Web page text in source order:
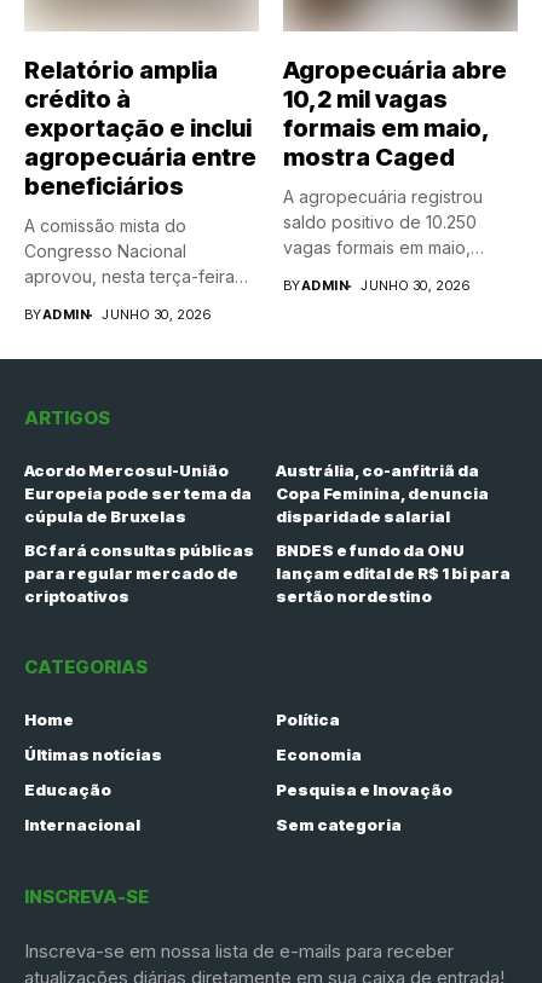
Relatório amplia
crédito à
exportação e inclui
agropecuária entre
beneficiários
A comissão mista do
Congresso Nacional
aprovou, nesta terça-feira
BYADMIN JUNHO 30, 2026
Agropecuária abre
10,2 mil vagas
formais em maio,
mostra Caged
A agropecuária registrou
saldo positivo de 10.250
vagas formais em maio,
BYADMIN JUNHO 30, 2026
ARTIGOS
Acordo Mercosul-União
Europeia pode ser tema da
cúpula de Bruxelas
Austrália, co-anfitriã da
Copa Feminina, denuncia
disparidade salarial
BC fará consultas públicas
para regular mercado de
criptoativos
BNDES e fundo da ONU
lançam edital de R$ 1 bi para
sertão nordestino
CATEGORIAS
Home
Política
Últimas notícias
Economia
Educação
Pesquisa e Inovação
Internacional
Sem categoria
INSCREVA-SE
Inscreva-se em nossa lista de e-mails para receber
atualizações diárias diretamente em sua caixa de entrada!